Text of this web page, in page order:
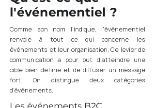
l'événementiel ?
Comme son nom l'indique, l'événementiel
renvoie à tout ce qui concerne les
événements et leur organisation, Ce levier de
communication a pour but d'atteindre une
cible bien définie et de diffuser un message
fort. On distingue deux catégories
d’événements.